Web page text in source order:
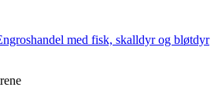
med fisk, skalldyr og bløtdyr